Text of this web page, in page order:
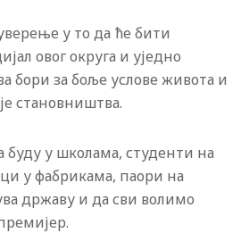
у то да ће бити
овог округа и уједно
бори за боље услове живота и
становништва.
буду у школама, студенти на
у фабрикама, паори на
државу и да сви волимо